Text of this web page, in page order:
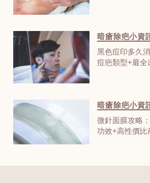
暗瘡除疤小資
黑色痘印多久
痘疤類型+最全
暗瘡除疤小資
微針面膜攻略
功效+高性價比